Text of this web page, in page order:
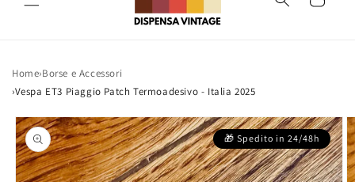
Home›Borse e Accessori
›Vespa ET3 Piaggio Patch Termoadesivo - Italia 2025
Passa alle
informazioni
sul prodotto